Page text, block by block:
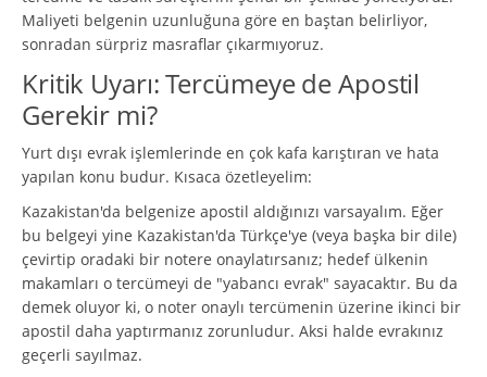
Maliyeti belgenin uzunluğuna göre en baştan belirliyor,
sonradan sürpriz masraflar çıkarmıyoruz.
Kritik Uyarı: Tercümeye de Apostil
Gerekir mi?
Yurt dışı evrak işlemlerinde en çok kafa karıştıran ve hata
yapılan konu budur. Kısaca özetleyelim:
Kazakistan'da belgenize apostil aldığınızı varsayalım. Eğer
bu belgeyi yine Kazakistan'da Türkçe'ye (veya başka bir dile)
çevirtip oradaki bir notere onaylatırsanız; hedef ülkenin
makamları o tercümeyi de "yabancı evrak" sayacaktır. Bu da
demek oluyor ki, o noter onaylı tercümenin üzerine ikinci bir
apostil daha yaptırmanız zorunludur. Aksi halde evrakınız
geçerli sayılmaz.